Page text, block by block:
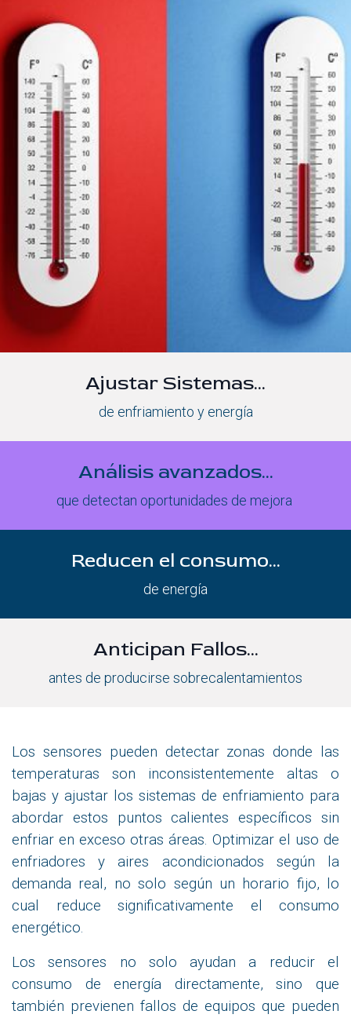
Ajustar Sistemas...
de enfriamiento y energía
Análisis avanzados...
que detectan oportunidades de mejora
Reducen el consumo...
de energía
Anticipan Fallos...
antes de producirse sobrecalentamientos
Los sensores pueden detectar zonas donde las
temperaturas son inconsistentemente altas o
bajas y ajustar los sistemas de enfriamiento para
abordar estos puntos calientes específicos sin
enfriar en exceso otras áreas. Optimizar el uso de
enfriadores y aires acondicionados según la
demanda real, no solo según un horario fijo, lo
cual reduce significativamente el consumo
energético.
Los sensores no solo ayudan a reducir el
consumo de energía directamente, sino que
también previenen fallos de equipos que pueden